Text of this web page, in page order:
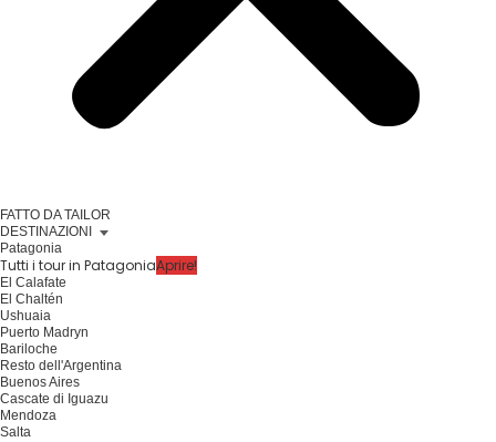
FATTO DA TAILOR
DESTINAZIONI
Patagonia
Tutti i tour in PatagoniaAprire!
El Calafate
El Chaltén
Ushuaia
Puerto Madryn
Bariloche
Resto dell'Argentina
Buenos Aires
Cascate di Iguazu
Mendoza
Salta